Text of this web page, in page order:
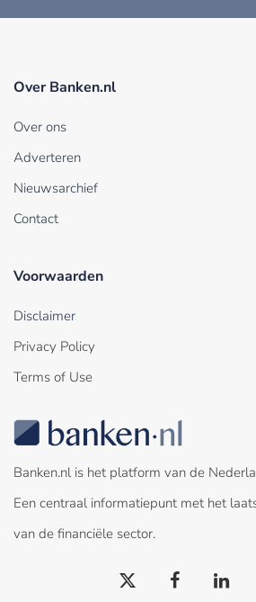
Over Banken.nl
Over ons
Adverteren
Nieuwsarchief
Contact
Voorwaarden
Disclaimer
Privacy Policy
Terms of Use
Banken.nl is het platform van de
Een centraal informatiepunt met het
van de financiële sector.